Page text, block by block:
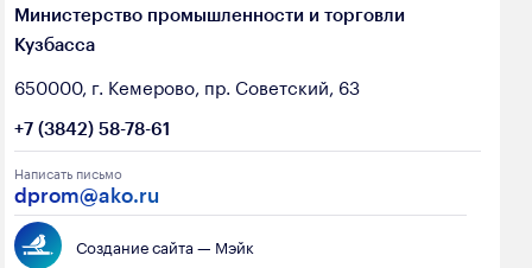
Министерство промышленности и торговли
Кузбасса
650000, г. Кемерово, пр. Советский, 63
+7 (3842) 58-78-61
Написать письмо
dprom@ako.ru
Создание сайта — Мэйк